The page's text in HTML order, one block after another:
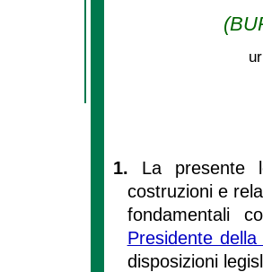
1. La presente
costruzioni e
fondamentali
Presidente
disposizioni